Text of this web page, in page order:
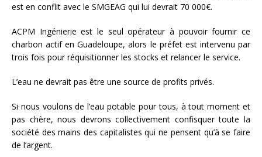
est en conflit avec le SMGEAG qui lui devrait 70 000€.
ACPM Ingénierie est le seul opérateur à pouvoir fournir ce
charbon actif en Guadeloupe, alors le préfet est intervenu par
trois fois pour réquisitionner les stocks et relancer le service.
L’eau ne devrait pas être une source de profits privés.
Si nous voulons de l’eau potable pour tous, à tout moment et
pas chère, nous devrons collectivement confisquer toute la
société des mains des capitalistes qui ne pensent qu’à se faire
de l’argent.